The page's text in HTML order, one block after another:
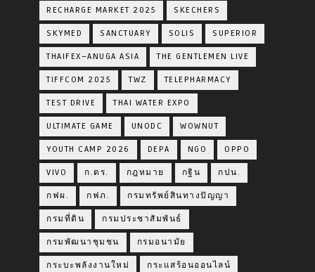
RECHARGE MARKET 2025 SKECHERS
SKYMED SANCTUARY SOLIS SUPERIOR
THAIFEX–ANUGA ASIA THE GENTLEMEN LIVE
TIFFCOM 2025 TWZ TELEPHARMACY
TEST DRIVE THAI WATER EXPO
ULTIMATE GAME UNODC WOWNUT
YOUTH CAMP 2026 DEPA NGO OPPO
VIVO ก.ตร. กฎหมาย กฐิน กปน.
กฟผ. กฟภ. กรมทรัพย์สินทางปัญญา
กรมที่ดิน กรมประชาสัมพันธ์
กรมพัฒนาชุมชน กรมอนามัย
กระบะพลังงานใหม่ กระแสร้อนออนไลน์